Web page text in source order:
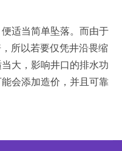
适当简单坠落。而由于
所以若要仅凭井沿畏缩
大，影响井口的排水功
会添加造价，并且可靠